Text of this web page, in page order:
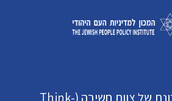
המכון פועל במתכונת של צוות חשיבה (Think-